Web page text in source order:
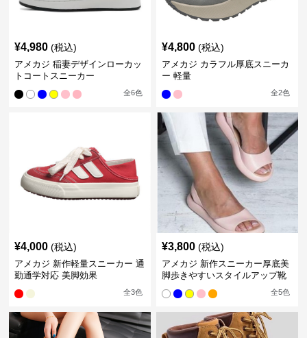
¥4,980 (税込)
アメカジ 稲妻デザインローカッ
トコートスニーカー
全6色
¥4,800 (税込)
アメカジ カラフル厚底スニーカ
ー 軽量
全2色
¥4,000 (税込)
アメカジ 新作軽量スニーカー 通
勤通学対応 美脚効果
全3色
¥3,800 (税込)
アメカジ 新作スニーカー厚底美
脚歩きやすいスタイルアップ靴
全5色